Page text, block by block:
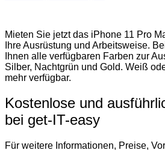
Mieten Sie jetzt das iPhone 11 Pro
Ihre Ausrüstung und Arbeitsweise.
Ihnen alle verfügbaren Farben zur
Silber, Nachtgrün und Gold. Weiß
mehr verfügbar.
Kostenlose und
bei get-IT-easy
Für weitere Informationen, Preise,